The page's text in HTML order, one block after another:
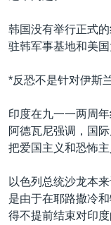
韩国没有举行正式
驻韩军事基地和美国
*反恐不是针对伊斯
印度在九一一两周
阿德瓦尼强调，国
把爱国主义和恐怖
以色列总统沙龙本
是由于在耶路撒冷
得不提前结束对印度